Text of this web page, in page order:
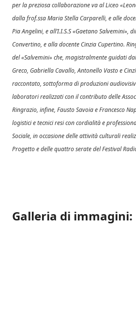
per la preziosa collaborazione va al Liceo
dalla frof.ssa Maria Stella Carparelli, e alle
Pia Angelini, e all’I.I.S.S «Gaetano Salvemini»,
Convertino, e alla docente Cinzia Cupertino.
del «Salvemini» che, magistralmente guidati
Greco, Gabriella Cavallo, Antonello Vasto e
raccontato, sottoforma di produzioni
laboratori realizzati con il contributo delle
Ringrazio, infine, Fausto Savoia e Francesco
logistici e tecnici resi con cordialità e
Sociale, in occasione delle attività culturali
Progetto e delle quattro serate del Festival
Galleria di immagini: